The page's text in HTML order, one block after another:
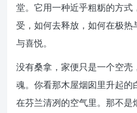
堂。它用一种近乎粗粝的方
受，如何去释放，如何在极
与喜悦。
没有桑拿，家便只是一个空
魂。你看那木屋烟囱里升起
在芬兰清冽的空气里。那不